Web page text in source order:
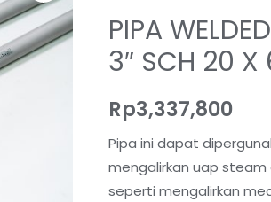
PIPA
3″ SCH 20
Rp3,337,800
Pipa ini dapat
mengalirkan uap steam
seperti mengalirkan